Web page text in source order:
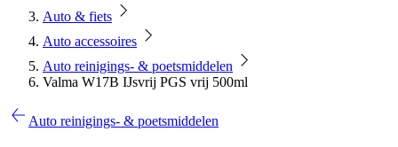
Auto & fiets
Auto accessoires
Auto reinigings- & poetsmiddelen
Valma W17B IJsvrij PGS vrij 500ml
Auto reinigings- & poetsmiddelen